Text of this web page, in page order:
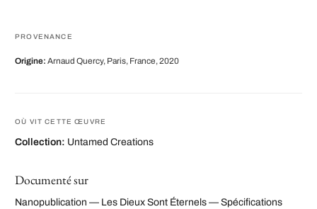
PROVENANCE
Origine: Arnaud Quercy, Paris, France, 2020
OÙ VIT CETTE ŒUVRE
Collection: Untamed Creations
Documenté sur
Nanopublication — Les Dieux Sont Éternels — Spécifications